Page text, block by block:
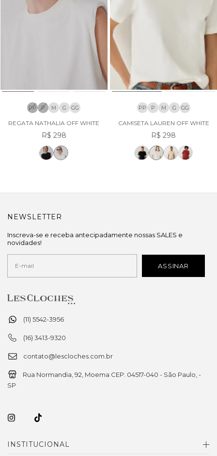
PP P M G GG
REGATA NATHALIA OFF WHITE
R$ 298
PP P M G GG
CAMISETA LAUREN OFF WHITE
R$ 298
(11) 5542-3956
(16) 3413-9320
contato@lescloches.com.br
Rua Normandia, 92, Moema CEP: 04517-040 - São Paulo, -
SP
INSTITUCIONAL
NEWSLETTER
Inscreva-se e receba antecipadamente nossas SALES e
novidades!